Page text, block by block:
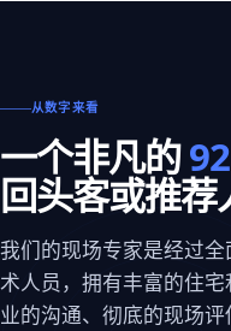
从数字来看
一个非凡的
回头客或推荐
我们的现场专家是经过
术人员，拥有丰富的住
业的沟通、彻底的现场